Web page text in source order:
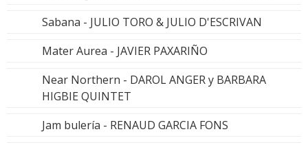
Sabana - JULIO TORO & JULIO D'ESCRIVAN
Mater Aurea - JAVIER PAXARIÑO
Near Northern - DAROL ANGER y BARBARA
HIGBIE QUINTET
Jam bulería - RENAUD GARCIA FONS